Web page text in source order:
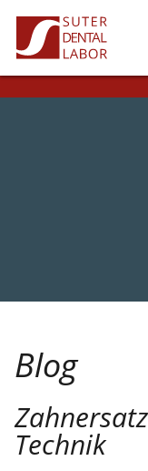
Blog
Technik